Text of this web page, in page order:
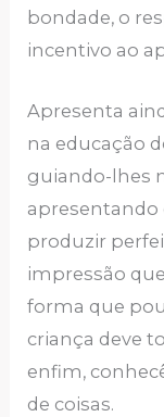
bondade, o
incentivo ao
Apresenta
na educação
guiando-lhes
apresentando
produzir
impressão
forma que
criança deve
enfim,
de coisas.